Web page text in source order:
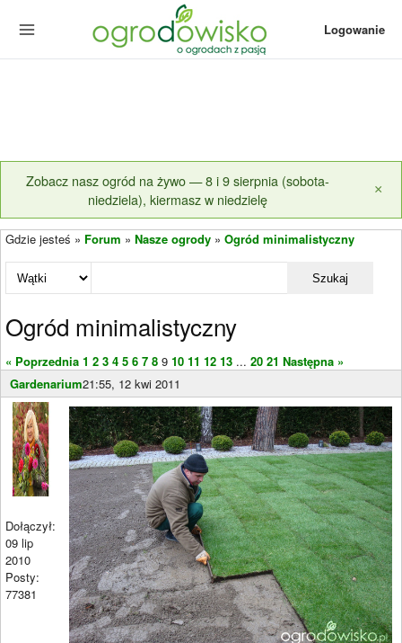
Logowanie
Zobacz nasz ogród na żywo — 8 i 9 sierpnia (sobota-
niedziela), kiermasz w niedzielę
×
Gdzie jesteś » Forum » Nasze ogrody » Ogród minimalistyczny
Szukaj
Ogród minimalistyczny
« Poprzednia 1 2 3 4 5 6 7 8 9 10 11 12 13 ... 20 21 Następna »
Gardenarium21:55, 12 kwi 2011
Dołączył:
09 lip
2010
Posty:
77381